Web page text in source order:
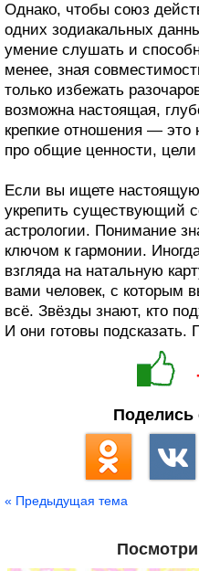
Однако, чтобы союз
одних зодиакальных
умение слушать и
менее, зная
только избежать
возможна настоящая,
крепкие отношения — это
про общие ценности,
Если вы ищете
укрепить существующий
астрологии. Понимание
ключом к гармонии.
взгляда на натальную
вами человек, с которым
всё. Звёзды знают, кто
И они готовы
Поделись
« Предыдущая тема